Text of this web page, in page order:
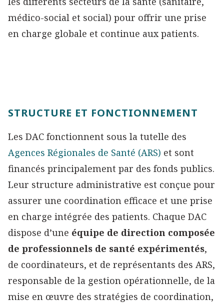
médico-social et social) pour offrir une prise
en charge globale et continue aux patients.
STRUCTURE ET FONCTIONNEMENT
Les DAC fonctionnent sous la tutelle des
Agences Régionales de Santé (ARS) et sont
financés principalement par des fonds publics.
Leur structure administrative est conçue pour
assurer une coordination efficace et une prise
en charge intégrée des patients. Chaque DAC
dispose d’une équipe de direction composée
de professionnels de santé expérimentés,
de coordinateurs, et de représentants des ARS,
responsable de la gestion opérationnelle, de la
mise en œuvre des stratégies de coordination,